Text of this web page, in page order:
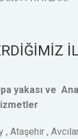
yakası ve
Ataşehir ,